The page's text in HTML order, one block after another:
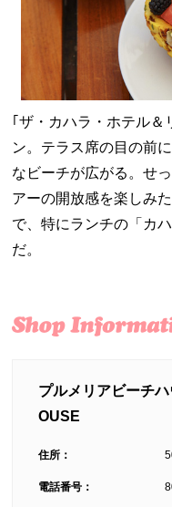
｢ザ・カハラ・ホテル＆
ン。テラス席の目の前
なビーチが広がる。せ
アーの開放感を楽しみ
で、特にランチの「カ
だ。
プルメリアビーチ
OUSE
住所：
電話番号：